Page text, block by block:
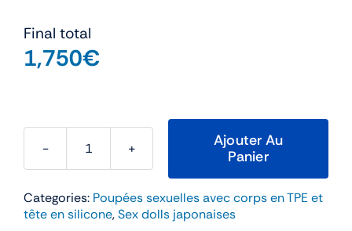
Final total
1,750€
quantité
Wushi
–
Ajouter Au
Panier
Categories: Poupées sexuelles avec corps en TPE et
tête en silicone,Sex dolls japonaises